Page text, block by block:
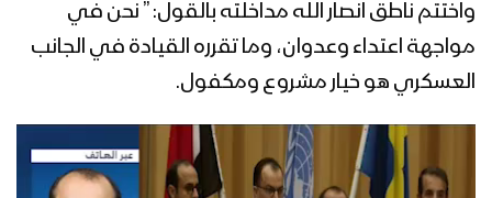
واختتم ناطق انصار الله مداخلته بالقول: ” نحن في
مواجهة اعتداء وعدوان، وما تقرره القيادة في الجانب
العسكري هو خيار مشروع ومكفول.